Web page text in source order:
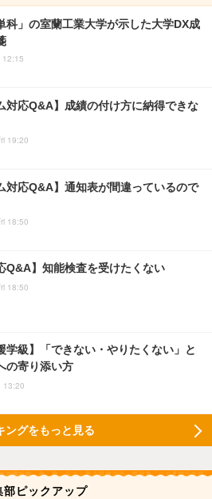
科」の室蘭工業大学が示した大学DX成
12:15
対応Q&A】成績の付け方に納得できな
19:20
対応Q&A】通知表が間違っているので
18:50
Q&A】知能検査を受けたくない
18:50
学級】「できない・やりたくない」と
の寄り添い方
13:20
ングをもっと見る
部ピックアップ